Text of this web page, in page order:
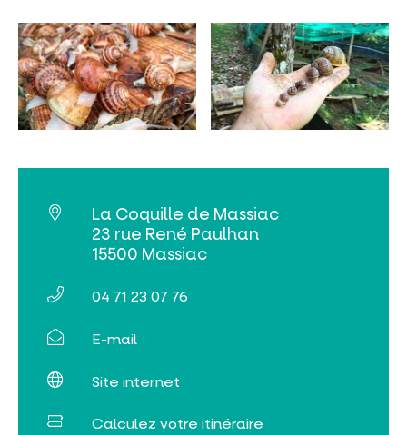
INCONTOURNABLES
VISITES ET SAVOIR-FAIRE
La Coquille de Massiac
23 rue René Paulhan
15500 Massiac
04 71 23 07 76
E-mail
Site internet
Calculez votre itinéraire